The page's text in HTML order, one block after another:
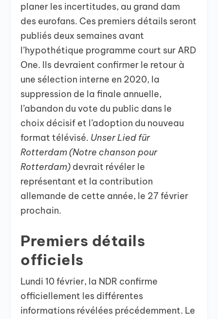
planer les incertitudes, au grand dam
des eurofans. Ces premiers détails seront
publiés deux semaines avant
l’hypothétique programme court sur ARD
One. Ils devraient confirmer le retour à
une sélection interne en 2020, la
suppression de la finale annuelle,
l’abandon du vote du public dans le
choix décisif et l’adoption du nouveau
format télévisé. Unser Lied für
Rotterdam (Notre chanson pour
Rotterdam) devrait révéler le
représentant et la contribution
allemande de cette année, le 27 février
prochain.
Premiers détails
officiels
Lundi 10 février, la NDR confirme
officiellement les différentes
informations révélées précédemment. Le